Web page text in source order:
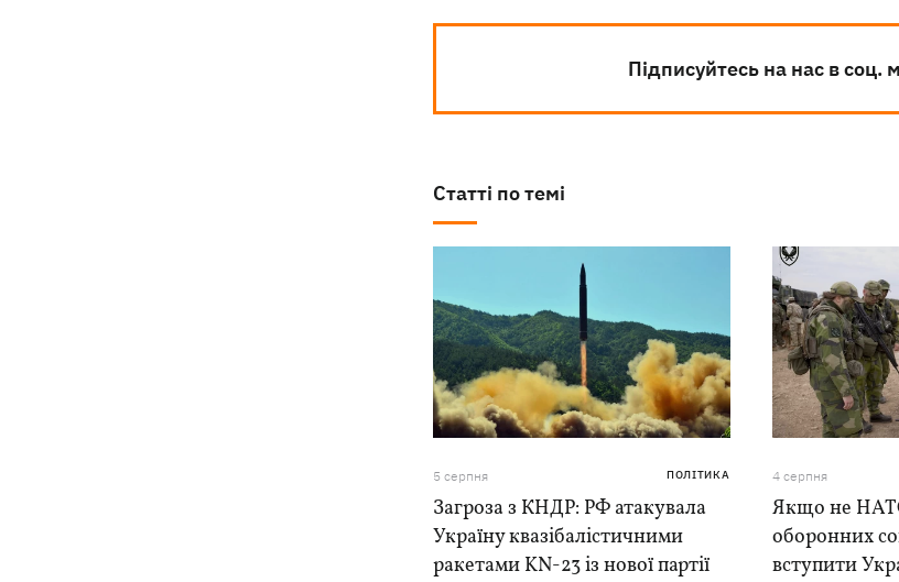
Підписуйтесь на нас в соц.
Статті по темі
5 серпня ПОЛІТИКА
Загроза з КНДР: РФ атакувала
Україну квазібалістичними
ракетами KN-23 із нової партії
4 серпня
Якщо не
оборонних
вступити